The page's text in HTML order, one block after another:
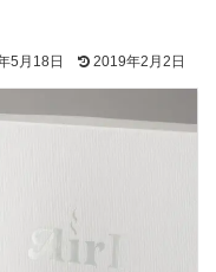
5月18日 2019年2月2日